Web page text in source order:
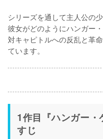
シリーズを通して主人公の
彼女がどのようにハンガー
対キャピトルへの反乱と革
ています。
1作目『ハンガー
すじ